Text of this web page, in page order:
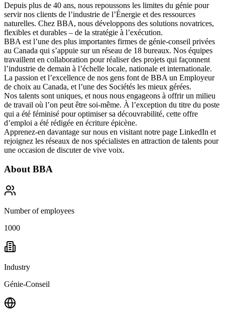
Depuis plus de 40 ans, nous repoussons les limites du génie pour
servir nos clients de l’industrie de l’Énergie et des ressources
naturelles. Chez BBA, nous développons des solutions novatrices,
flexibles et durables – de la stratégie à l’exécution.
BBA est l’une des plus importantes firmes de génie-conseil privées
au Canada qui s’appuie sur un réseau de 18 bureaux. Nos équipes
travaillent en collaboration pour réaliser des projets qui façonnent
l’industrie de demain à l’échelle locale, nationale et internationale.
La passion et l’excellence de nos gens font de BBA un Employeur
de choix au Canada, et l’une des Sociétés les mieux gérées.
Nos talents sont uniques, et nous nous engageons à offrirun milieu
de travail où l’on peut être soi-même. À l’exception du titre du poste
qui a été féminisé pour optimiser sa découvrabilité, cette offre
d’emploi a été rédigée en écriture épicène.
Apprenez-en davantage sur nous en visitant notre page LinkedIn et
rejoignez les réseaux de nos spécialistes en attraction de talents pour
une occasion de discuter de vive voix.
About BBA
Number of employees
1000
Industry
Génie-Conseil